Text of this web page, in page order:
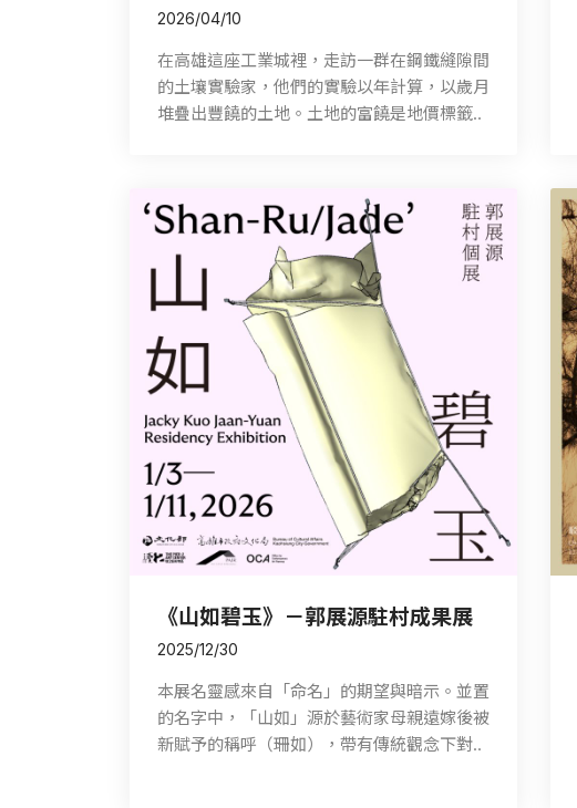
2026/04/10
在高雄這座工業城裡，走訪一群在鋼鐵縫隙間
的土壤實驗家，他們的實驗以年計算，以歲月
堆疊出豐饒的土地。土地的富饒是地價標籤..
《山如碧玉》－郭展源駐村成果展
2025/12/30
本展名靈感來自「命名」的期望與暗示。並置
的名字中，「山如」源於藝術家母親遠嫁後被
新賦予的稱呼（珊如），帶有傳統觀念下對..